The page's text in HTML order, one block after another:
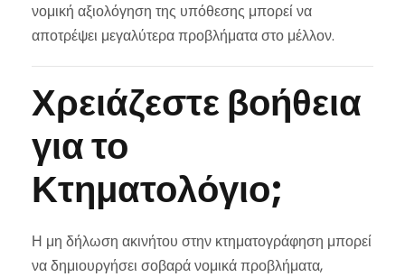
νομική αξιολόγηση της υπόθεσης μπορεί να
αποτρέψει μεγαλύτερα προβλήματα στο μέλλον.
Χρειάζεστε βοήθεια
για το
Κτηματολόγιο;
Η μη δήλωση ακινήτου στην κτηματογράφηση μπορεί
να δημιουργήσει σοβαρά νομικά προβλήματα,